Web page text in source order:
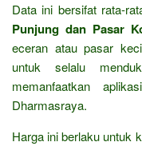
Data ini bersifat rata-
Punjung dan Pasar
eceran atau pasar
untuk selalu
memanfaatkan
Dharmasraya.
Harga ini berlaku untuk